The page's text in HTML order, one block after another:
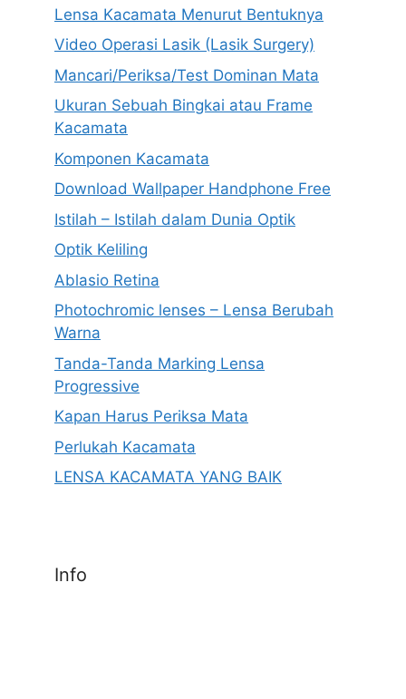
Lensa Kacamata Menurut Bentuknya
Video Operasi Lasik (Lasik Surgery)
Mancari/Periksa/Test Dominan Mata
Ukuran Sebuah Bingkai atau Frame
Kacamata
Komponen Kacamata
Download Wallpaper Handphone Free
Istilah – Istilah dalam Dunia Optik
Optik Keliling
Ablasio Retina
Photochromic lenses – Lensa Berubah
Warna
Tanda-Tanda Marking Lensa
Progressive
Kapan Harus Periksa Mata
Perlukah Kacamata
LENSA KACAMATA YANG BAIK
Info